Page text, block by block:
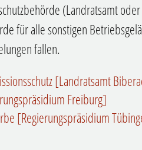
(Landratsamt oder
für alle sonstigen
fallen.
[Landratsamt
Freiburg]
[Regierungspräsidium